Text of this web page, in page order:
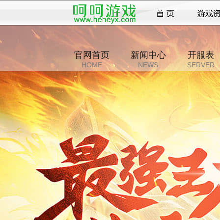
官网首页
HOME
新闻中心
NEWS
开服表
SERVER